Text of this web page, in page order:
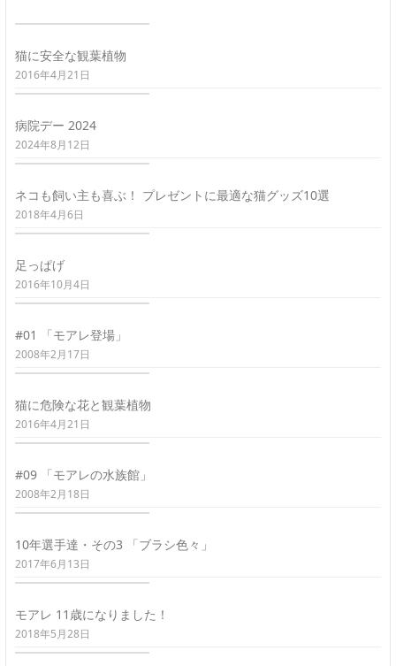
猫に安全な観葉植物
2016年4月21日
病院デー 2024
2024年8月12日
ネコも飼い主も喜ぶ！ プレゼントに最適な猫グッズ10選
2018年4月6日
足っぱげ
2016年10月4日
#01 「モアレ登場」
2008年2月17日
猫に危険な花と観葉植物
2016年4月21日
#09 「モアレの水族館」
2008年2月18日
10年選手達・その3 「ブラシ色々」
2017年6月13日
モアレ 11歳になりました！
2018年5月28日